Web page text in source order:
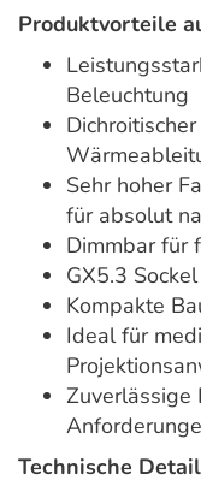
Produktvorteile
Beleuchtung
Sehr hoher
für absolut
Dimmbar für
GX5.3
Kompakte
Ideal für
Zuverlässige
Technische